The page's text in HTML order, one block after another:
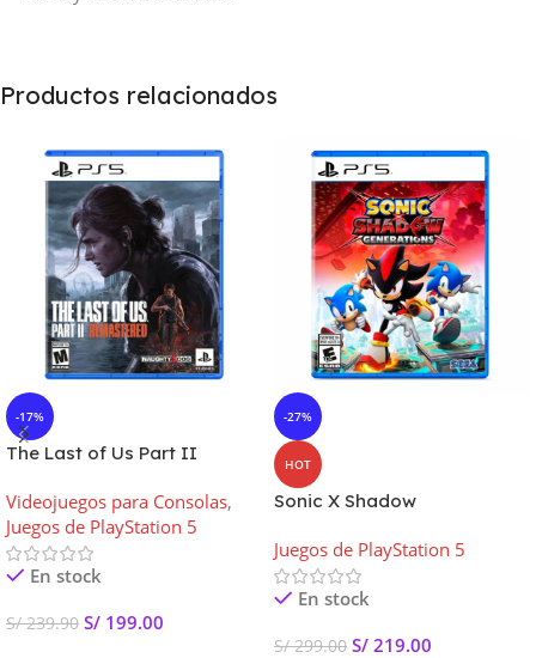
Productos relacionados
-17%
The Last of Us Part II
Latam
Videojuegos para Consolas,
Juegos de PlayStation 5
En stock
S/239.90 S/ 199.00
-27%
HOT
Sonic X Shadow
Latam
Juegos de PlayStation 5
En stock
S/299.00 S/ 219.00